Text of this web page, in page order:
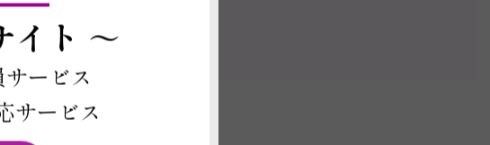
お届け日を確認する
イト ～
ービス
サービス